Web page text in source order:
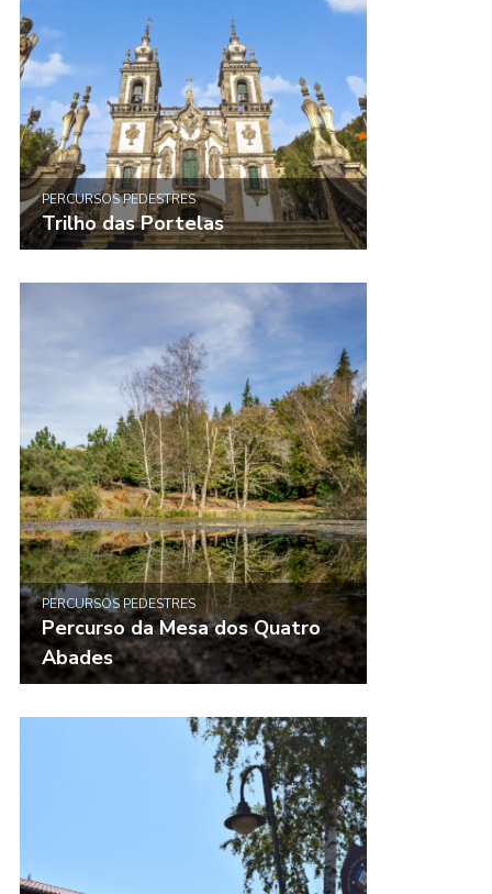
PERCURSOS PEDESTRES
Trilho das Portelas
PERCURSOS PEDESTRES
Percurso da Mesa dos Quatro
Abades